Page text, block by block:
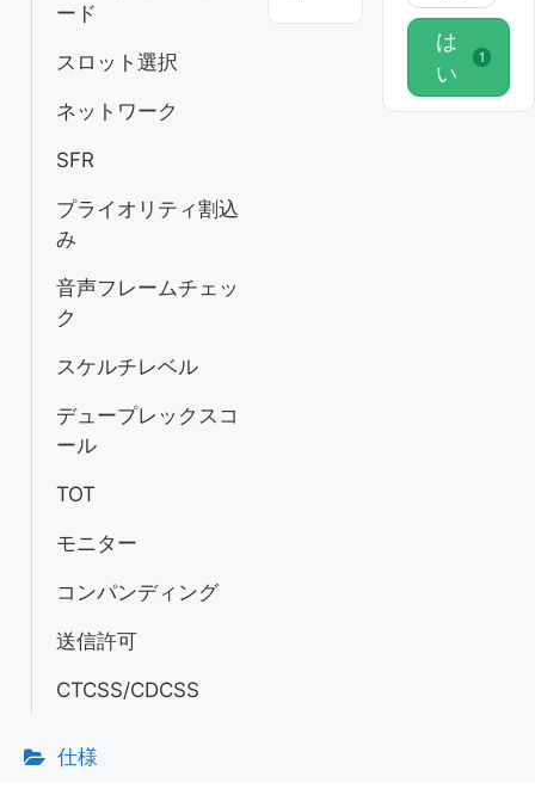
ード
スロット選択
ネットワーク
SFR
プライオリティ割込
み
音声フレームチェッ
ク
スケルチレベル
デュープレックスコ
ール
TOT
モニター
コンパンディング
送信許可
CTCSS/CDCSS
仕様
は
い
1